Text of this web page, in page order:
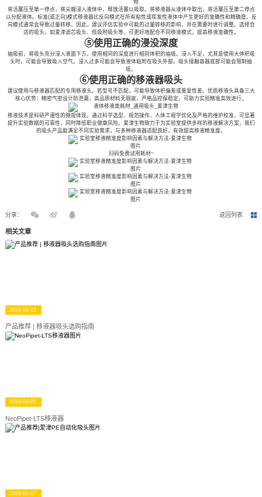
将活塞压至第一停点，将尖端浸入液体中，释放活塞以吸取。将移液器从液体中取出，将活塞压至第二停点
以分配液体。标准(或正向)模式移液器比反向模式在所有粘性或挥发性液体中产生更好的准确性和精确度。反
向模式通常会导致过量转移。因此，建议评估实验中可能的过量转移的影响，并在需要时进行调整。选择合
适的吸头，如爱津滤芯吸头、低吸附吸头等，可更好地配合不同移液模式，提高移液准确性。
⑤使用正确的浸没深度
抽吸前，将吸头充分浸入液面下方。使用相同的深度进行相同体积的抽吸。浸入不足，尤其是使用大体积吸
头时，可能会导致吸入空气。浸入过多可能会导致液体粘附在吸头外部。吸头接触容器底部可能会限制抽
吸。
⑥使用正确的移液器吸头
建议使用与移液器匹配的专用移液头。若型号不匹配，可能导致体积偏差或重复性差。优质移液头具备三大
核心优势：精密气密设计防泄漏，高品质材料无瑕疵，严格品控保稳定，可助力实验精准高效进行。
移液技术是科研严谨性的微观体现。通过科学选型、规范操作、人体工程学优化及严格的维护校准，可显著
提升实验数据的可靠性，同时降低职业健康风险。爱津生物致力于为实验室提供多样的移液解决方案，我们
的吸头产品能满足不同实验需求，与多种移液器适配良好，有效提高移液精准度。
扫码免费试用耗材~
分享： 返回列表
相关文章
2026-06-15
产品推荐 | 移液器吸头选购指南
2026-08-05
NeoPipet-LTS移液器
2026-06-17